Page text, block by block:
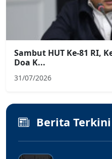
Sambut HUT Ke-81 RI,
Doa K...
31/07/2026
Berita Terkini